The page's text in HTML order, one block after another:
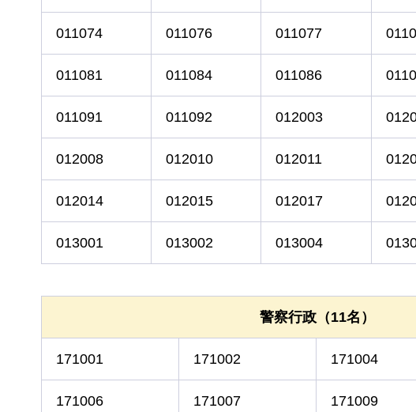
011074 011076 011077
011081 011084 011086
011091 011092 012003
012008 012010 012011
012014 012015 012017
013001 013002 013004
警察行政（11名）
171001 171002 171004
171006 171007 171009